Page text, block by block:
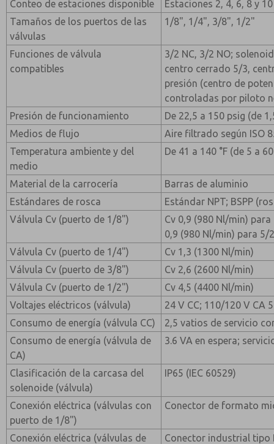
Conteo de estaciones disponible
Estaciones 2, 4, 6, 8 y 10
Tamaños de los puertos de las
válvulas
1/8", 1/4", 3/8", 1/2"
Funciones de válvula
compatibles
3/2 NC, 3/2 NO;
centro cerrado 5/3,
presión (centro de
controladas por piloto
Presión de funcionamiento
De 22,5 a 150 psig (de
Medios de flujo
Aire filtrado según ISO
Temperatura ambiente y del
medio
De 41 a 140 °F (de 5 a 60
Material de la carrocería
Barras de aluminio
Estándares de rosca
Estándar NPT; BSPP
Válvula Cv (puerto de 1/8")
Cv 0,9 (980 Nl/min)
0,9 (980 Nl/min) para 5/
Válvula Cv (puerto de 1/4")
Cv 1,3 (1300 Nl/min)
Válvula Cv (puerto de 3/8")
Cv 2,6 (2600 Nl/min)
Válvula Cv (puerto de 1/2")
Cv 4,5 (4400 Nl/min)
Voltajes eléctricos (válvula)
24 V CC; 110/120 V CA
Consumo de energía (válvula CC)
2,5 vatios de servicio
Consumo de energía (válvula de
CA)
3.6 VA en espera;
Clasificación de la carcasa del
solenoide (válvula)
IP65 (IEC 60529)
Conexión eléctrica (válvulas con
puerto de 1/8")
Conector de formato
Conexión eléctrica (válvulas de
Conector industrial tipo